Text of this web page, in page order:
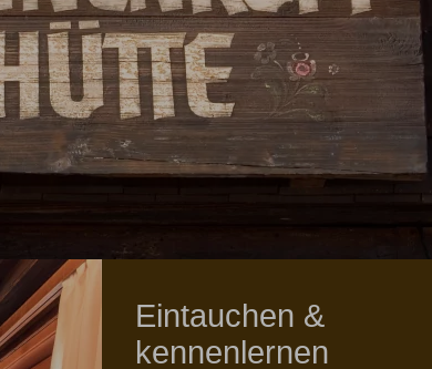
Eintauchen &
kennenlernen